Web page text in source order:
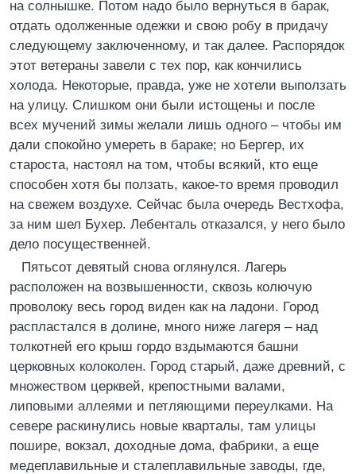
на солнышке. Потом надо было вернуться в барак,
отдать одолженные одежки и свою робу в придачу
следующему заключенному, и так далее. Распорядок
этот ветераны завели с тех пор, как кончились
холода. Некоторые, правда, уже не хотели выползать
на улицу. Слишком они были истощены и после
всех мучений зимы желали лишь одного – чтобы им
дали спокойно умереть в бараке; но Бергер, их
староста, настоял на том, чтобы всякий, кто еще
способен хотя бы ползать, какое-то время проводил
на свежем воздухе. Сейчас была очередь Вестхофа,
за ним шел Бухер. Лебенталь отказался, у него было
дело посущественней.
Пятьсот девятый снова оглянулся. Лагерь
расположен на возвышенности, сквозь колючую
проволоку весь город виден как на ладони. Город
распластался в долине, много ниже лагеря – над
толкотней его крыш гордо вздымаются башни
церковных колоколен. Город старый, даже древний, с
множеством церквей, крепостными валами,
липовыми аллеями и петляющими переулками. На
севере раскинулись новые кварталы, там улицы
пошире, вокзал, доходные дома, фабрики, а еще
медеплавильные и сталеплавильные заводы, где,